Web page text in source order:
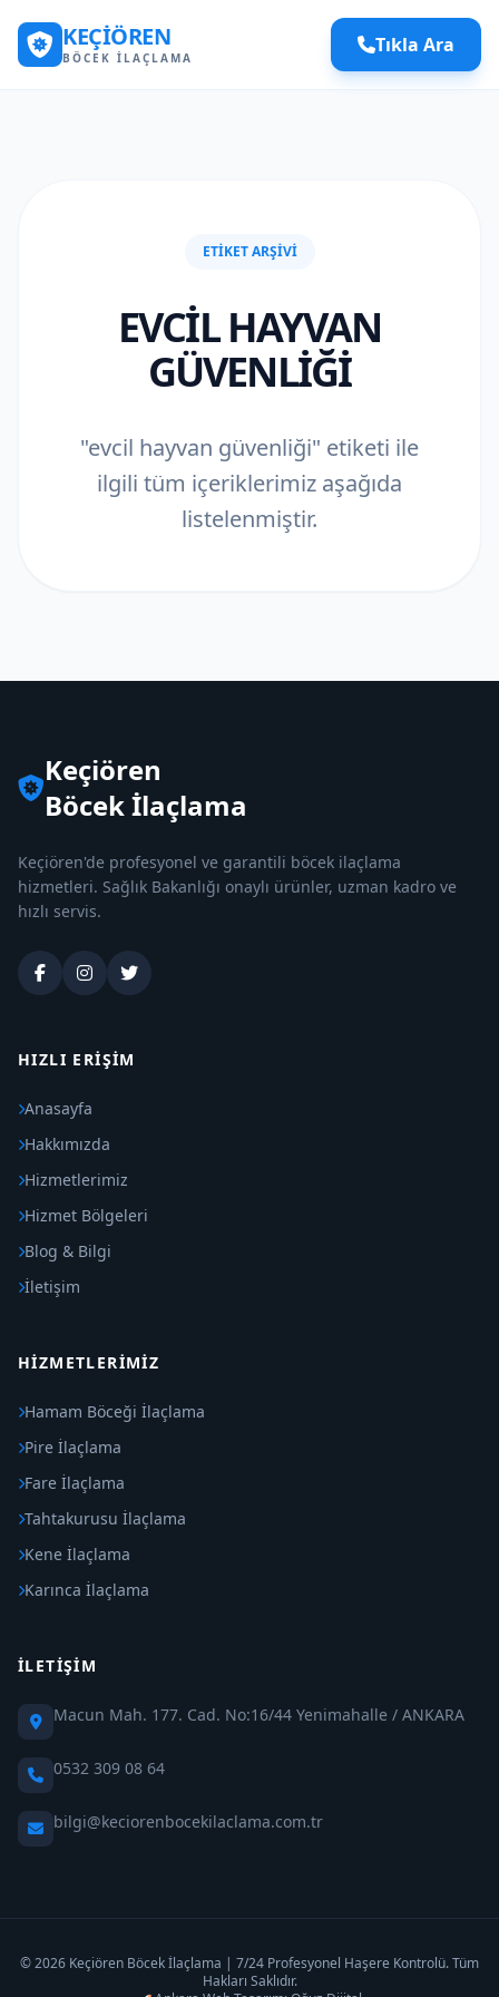
KEÇIÖREN
BÖCEK İLAÇLAMA
Tıkla Ara
ETIKET ARŞIVI
EVCIL HAYVAN
GÜVENLIĞI
"evcil hayvan güvenliği" etiketi ile
ilgili tüm içeriklerimiz aşağıda
listelenmiştir.
Keçiören
Böcek İlaçlama
Keçiören'de profesyonel ve garantili böcek ilaçlama
hizmetleri. Sağlık Bakanlığı onaylı ürünler, uzman kadro ve
hızlı servis.
HIZLI ERIŞIM
Anasayfa
Hakkımızda
Hizmetlerimiz
Hizmet Bölgeleri
Blog & Bilgi
İletişim
HIZMETLERIMIZ
Hamam Böceği İlaçlama
Pire İlaçlama
Fare İlaçlama
Tahtakurusu İlaçlama
Kene İlaçlama
Karınca İlaçlama
İLETIŞIM
Macun Mah. 177. Cad. No:16/44 Yenimahalle / ANKARA
0532 309 08 64
bilgi@keciorenbocekilaclama.com.tr
© 2026 Keçiören Böcek İlaçlama | 7/24 Profesyonel Haşere Kontrolü. Tüm
Hakları Saklıdır.